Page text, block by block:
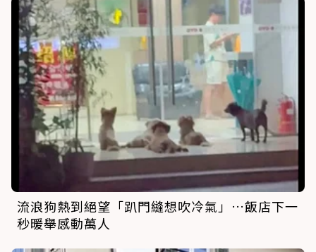
流浪狗熱到絕望「趴門縫想吹冷氣」…飯店下一
秒暖舉感動萬人